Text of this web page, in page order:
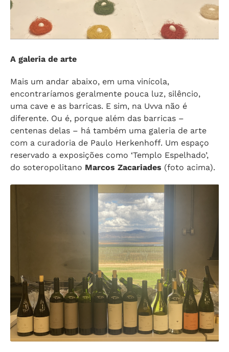
A galeria de arte
Mais um andar abaixo, em uma vinícola,
encontraríamos geralmente pouca luz, silêncio,
uma cave e as barricas. E sim, na Uvva não é
diferente. Ou é, porque além das barricas –
centenas delas – há também uma galeria de arte
com a curadoria de Paulo Herkenhoff. Um espaço
reservado a exposições como ‘Templo Espelhado’,
do soteropolitano Marcos Zacariades (foto acima).